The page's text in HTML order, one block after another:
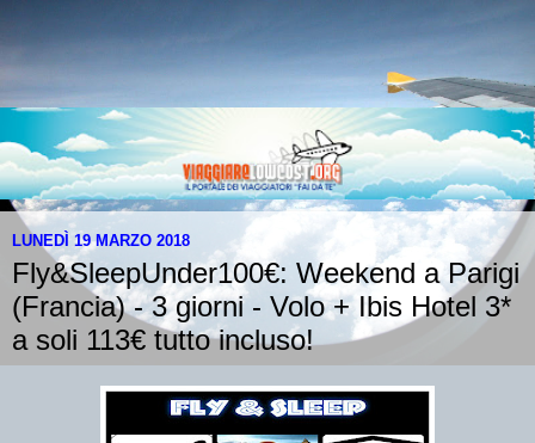
LUNEDÌ 19 MARZO 2018
Fly&SleepUnder100€: Weekend a Parigi
(Francia) - 3 giorni - Volo + Ibis Hotel 3*
a soli 113€ tutto incluso!